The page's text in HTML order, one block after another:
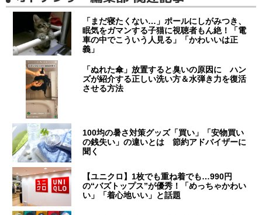
「まだ寝たくない…」ポールにしがみつき、
眠気をガマンする子猫に視聴者もん絶！「電
車の中でこういう人見る」「かわいいは正
義」
「ぬれた傘」放置すると臭いの原因に ハン
ズが紹介する正しい洗い方＆水弾き力を復活
させる方法
100均の暑さ対策グッズ「買い」「安物買い
の銭失い」の違いとは 節約アドバイザーに
聞く
【ユニクロ】1枚でも重ね着でも…990円
の“バズトップス”が優秀！「めっちゃかわい
い」「着心地いい」と話題